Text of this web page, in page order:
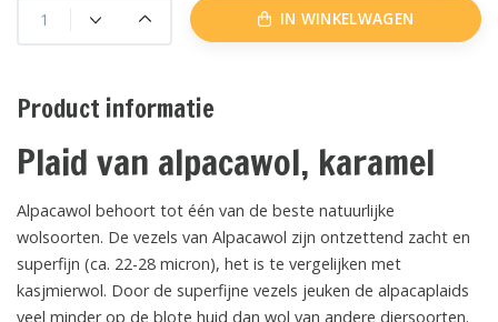
IN WINKELWAGEN
Product informatie
Plaid van alpacawol, karamel
Alpacawol behoort tot één van de beste natuurlijke
wolsoorten. De vezels van Alpacawol zijn ontzettend zacht en
superfijn (ca. 22-28 micron), het is te vergelijken met
kasjmierwol. Door de superfijne vezels jeuken de alpacaplaids
veel minder op de blote huid dan wol van andere diersoorten.